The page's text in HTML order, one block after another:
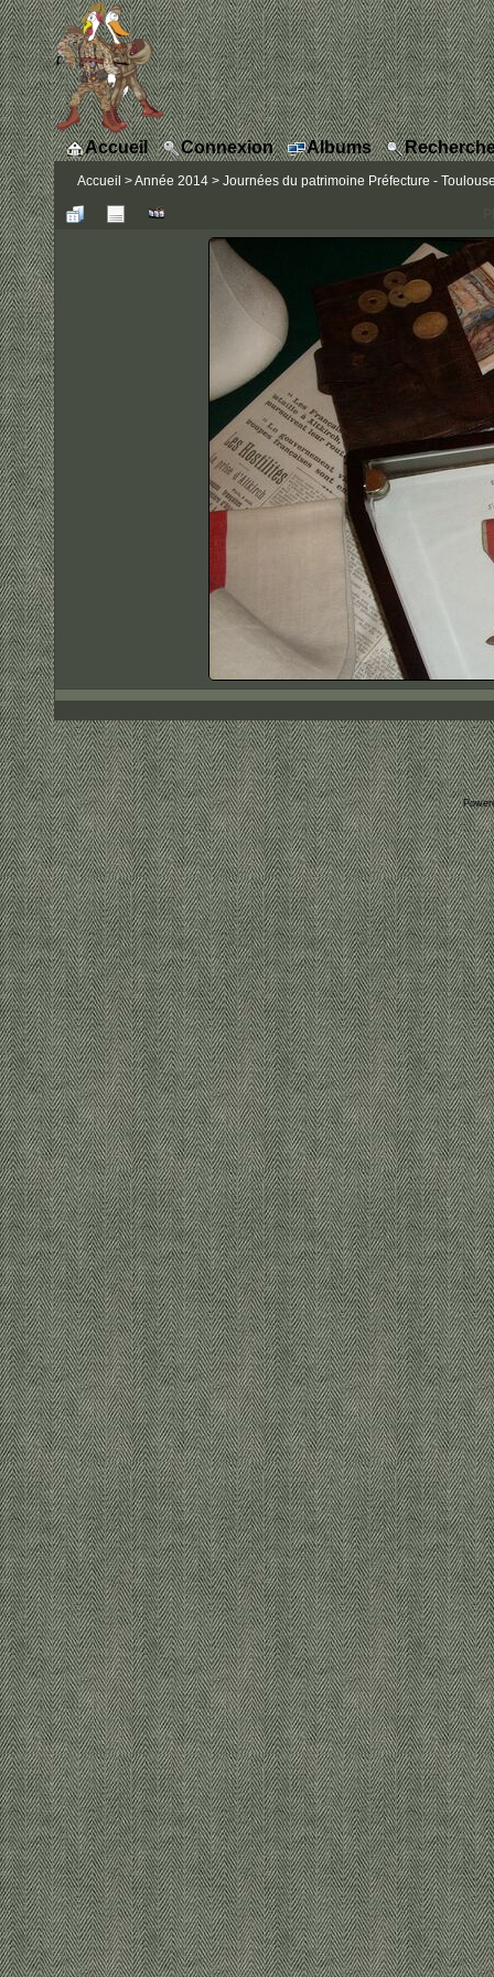
Accueil Connexion Albums
Accueil >Année 2014 > Journées du patrimoine Préfecture -